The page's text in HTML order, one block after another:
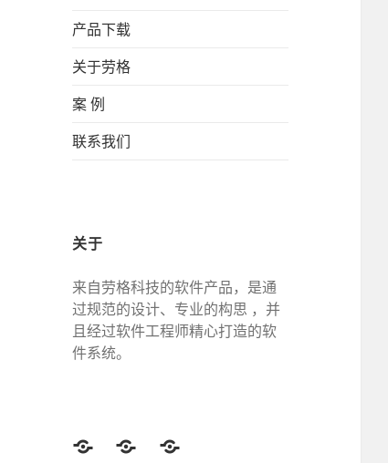
产品下载
关于劳格
案 例
联系我们
关于
来自劳格科技的软件产品，是通
过规范的设计、专业的构思 ，并
且经过软件工程师精心打造的软
件系统。
TwitterFacebookGoogle